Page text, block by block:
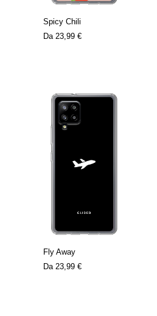
Spicy Chili
Da 23,99 €
Fly Away
Da 23,99 €